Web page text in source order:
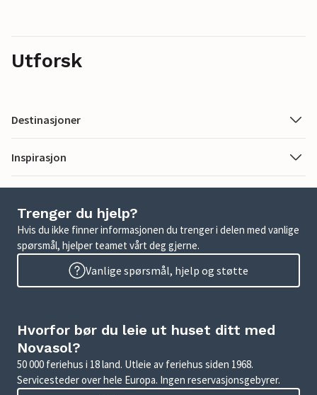
Utforsk
Destinasjoner
Inspirasjon
Trenger du hjelp?
Hvis du ikke finner informasjonen du trenger i delen med vanlige
spørsmål, hjelper teamet vårt deg gjerne.
Vanlige spørsmål, hjelp og støtte
Hvorfor bør du leie ut huset ditt med
Novasol?
50 000 feriehus i 18 land. Utleie av feriehus siden 1968.
Servicesteder over hele Europa. Ingen reservasjonsgebyrer.